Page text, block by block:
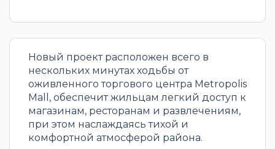
Новый проект расположен всего в
нескольких минутах ходьбы от
оживленного торгового центра Metropolis
Mall, обеспечит жильцам легкий доступ к
магазинам, ресторанам и развлечениям,
при этом наслаждаясь тихой и
комфортной атмосферой района.